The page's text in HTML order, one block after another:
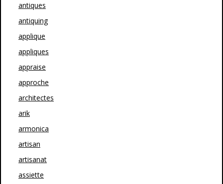
antiques
antiquing
applique
appliques
appraise
approche
architectes
arik
armonica
artisan
artisanat
assiette